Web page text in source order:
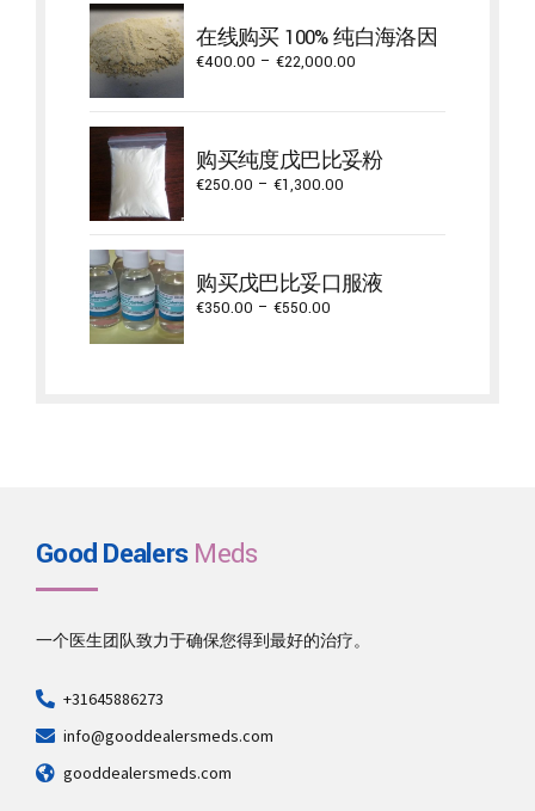
€9,900.00
在线购买 100% 纯白海洛因
€400.00 – €22,000.00
€22,000.00
购买纯度戊巴比妥粉
€250.00 – €1,300.00
€1,300.00
购买戊巴比妥口服液
€350.00 – €550.00
Good DealersMeds
一个医生团队致力于确保您得到最好的治疗。
+31645886273
info@gooddealersmeds.com
gooddealersmeds.com